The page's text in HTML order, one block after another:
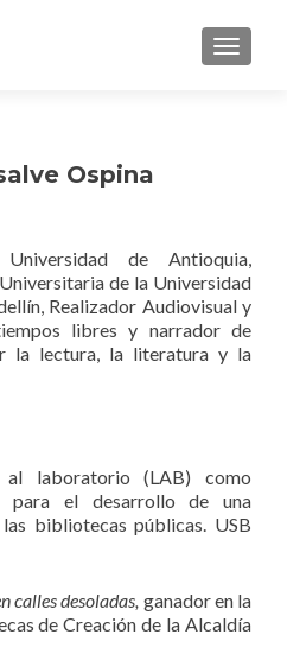
Ospina
de Antioquia,
de la Universidad
Realizador Audiovisual y
libres y narrador de
la lectura, la literatura y la
al laboratorio (LAB) como
para el desarrollo de una
bibliotecas públicas. USB
calles desoladas, ganador en la
de Creación de la Alcaldía